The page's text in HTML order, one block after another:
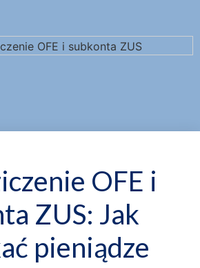
OFE i
ZUS: Jak
pieniądze